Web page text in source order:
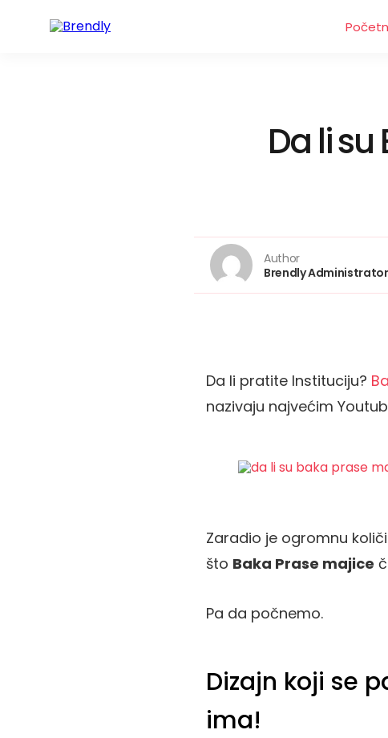
Da li
Author
Brendly Administrator
Da li pratite Instituciju?
nazivaju najvećim
Zaradio je ogromnu
što Baka Prase majice
Pa da počnemo.
Dizajn koji se
ima!